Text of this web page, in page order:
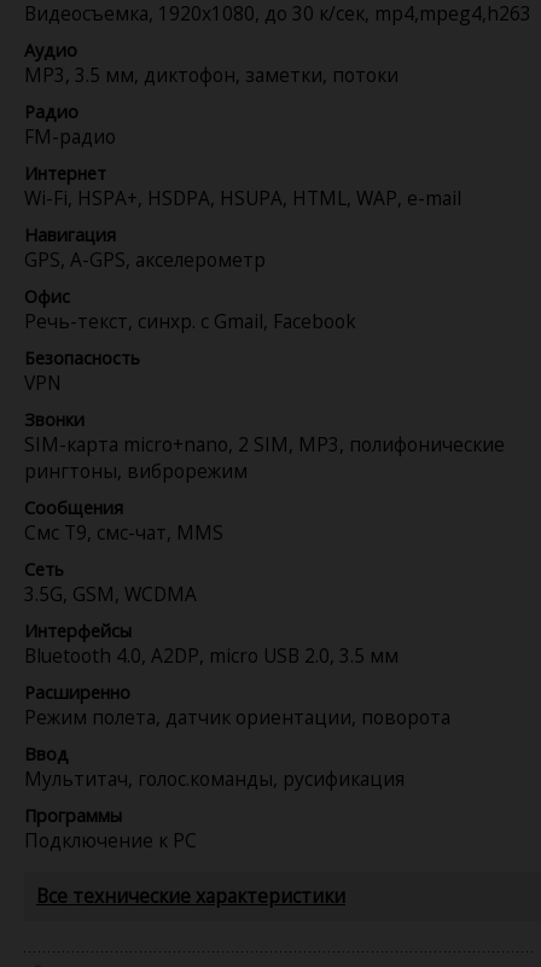
Видеосъемка, 1920x1080, до 30 к/сек, mp4,mpeg4,h263
Аудио
MP3, 3.5 мм, диктофон, заметки, потоки
Радио
FM-радио
Интернет
Wi-Fi, HSPA+, HSDPA, HSUPA, HTML, WAP, e-mail
Навигация
GPS, A-GPS, акселерометр
Офис
Речь-текст, синхр. с Gmail, Facebook
Безопасность
VPN
Звонки
SIM-карта micro+nano, 2 SIM, MP3, полифонические
рингтоны, виброрежим
Сообщения
Смс Т9, смс-чат, MMS
Сеть
3.5G, GSM, WCDMA
Интерфейсы
Bluetooth 4.0, A2DP, micro USB 2.0, 3.5 мм
Расширенно
Режим полета, датчик ориентации, поворота
Ввод
Мультитач, голос.команды, русификация
Программы
Подключение к PC
Все технические характеристики